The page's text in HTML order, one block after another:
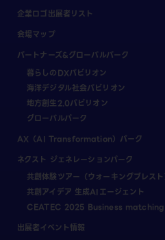
企業ロゴ出展者リスト
会場マップ
パートナーズ&グローバルパーク
暮らしのDXパビリオン
海洋デジタル社会パビリオン
地方創生2.0パビリオン
グローバルパーク
AX（AI Transformation）パーク
ネクスト ジェネレーションパーク
共創体験ツアー（ウォーキングブレスト
共創アイデア 生成AIエージェント
CEATEC 2025 Business matching
出展者イベント情報